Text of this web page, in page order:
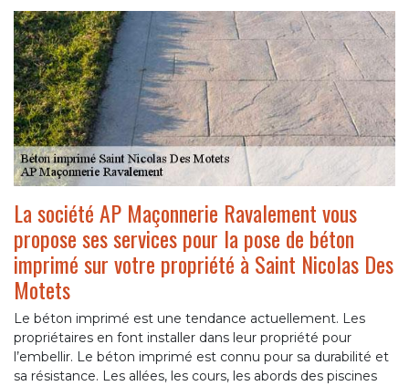
La société AP Maçonnerie Ravalement vous
propose ses services pour la pose de béton
imprimé sur votre propriété à Saint Nicolas Des
Motets
Le béton imprimé est une tendance actuellement. Les
propriétaires en font installer dans leur propriété pour
l’embellir. Le béton imprimé est connu pour sa durabilité et
sa résistance. Les allées, les cours, les abords des piscines